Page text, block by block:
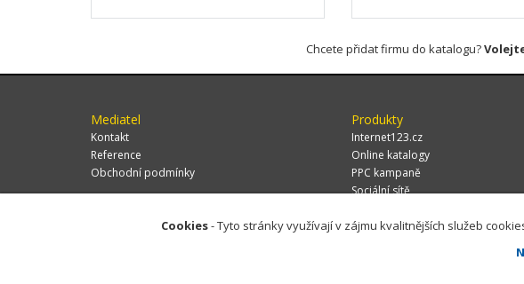
Chcete přidat firmu do katalogu?Volejte
Mediatel
Kontakt
Reference
Obchodní podmínky
Produkty
Internet123.cz
Online katalogy
PPC kampaně
Sociální sítě
Za
Cookies- Tyto stránky využívají v zájmu kvalitnějších služeb